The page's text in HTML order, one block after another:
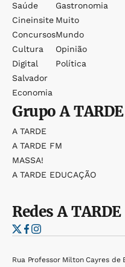
Saúde
Cineinsite
Concursos
Cultura
Digital
Salvador
Economia
Gastronomia
Muito
Mundo
Opinião
Política
GrupoA TARDE
A TARDE
A TARDE FM
MASSA!
A TARDE EDUCAÇÃO
RedesA TARDE
Rua Professor Milton Cayres de